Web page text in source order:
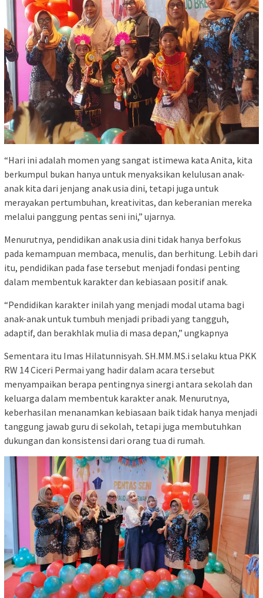
“Hari ini adalah momen yang sangat istimewa kata Anita, kita
berkumpul bukan hanya untuk menyaksikan kelulusan anak-
anak kita dari jenjang anak usia dini, tetapi juga untuk
merayakan pertumbuhan, kreativitas, dan keberanian mereka
melalui panggung pentas seni ini,” ujarnya.
Menurutnya, pendidikan anak usia dini tidak hanya berfokus
pada kemampuan membaca, menulis, dan berhitung. Lebih dari
itu, pendidikan pada fase tersebut menjadi fondasi penting
dalam membentuk karakter dan kebiasaan positif anak.
“Pendidikan karakter inilah yang menjadi modal utama bagi
anak-anak untuk tumbuh menjadi pribadi yang tangguh,
adaptif, dan berakhlak mulia di masa depan,” ungkapnya
Sementara itu Imas Hilatunnisyah. SH.MM.MS.i selaku ktua PKK
RW 14 Ciceri Permai yang hadir dalam acara tersebut
menyampaikan berapa pentingnya sinergi antara sekolah dan
keluarga dalam membentuk karakter anak. Menurutnya,
keberhasilan menanamkan kebiasaan baik tidak hanya menjadi
tanggung jawab guru di sekolah, tetapi juga membutuhkan
dukungan dan konsistensi dari orang tua di rumah.